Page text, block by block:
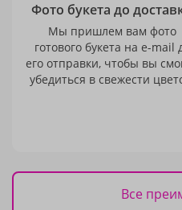
Фото букета до
Мы пришлем вам фото
готового букета на e-mail
его отправки, чтобы вы
убедиться в свежести
Все